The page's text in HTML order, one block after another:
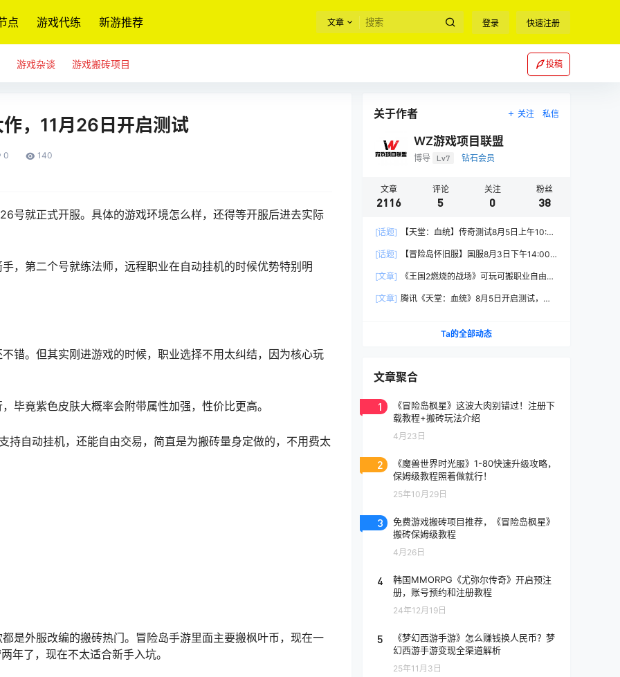
点 游戏代练 新游推荐 文章 登录 快速注册
游戏杂谈 游戏搬砖项目 投稿
，11月26日开启测试
0 140
号就正式开服。具体的游戏环境怎么样，还得等开服后进去实际
，第二个号就练法师，远程职业在自动挂机的时候优势特别明
错。但其实刚进游戏的时候，职业选择不用太纠结，因为核心玩
毕竟紫色皮肤大概率会附带属性加强，性价比更高。
持自动挂机，还能自由交易，简直是为搬砖量身定做的，不用费太
是外服改编的搬砖热门。冒险岛手游里面主要搬枫叶币，现在一
年了，现在不太适合新手入坑。
关于作者 关注 私信
WZ游戏项目联盟
博导 Lv7 钻石会员
文章
2116
评论
5
关注
0
粉丝
38
[话题]
【天堂：血统】传奇测试8月5日上午10:00
[话题]
【冒险岛怀旧服】国服8月3日下午14:00
[文章]
《王国2燃烧的战场》可玩可搬职业自由，
[文章] 腾讯《天堂：血统》8月5日开启测试，
Ta的全部动态
文章聚合
1
《冒险岛枫星》这波大肉别错过！注册下
载教程+搬砖玩法介绍
4月23日
2
《魔兽世界时光服》1-80快速升级攻略，
保姆级教程照着做就行！
25年10月29日
3
免费游戏搬砖项目推荐，《冒险岛枫星》
搬砖保姆级教程
4月26日
4
韩国MMORPG《尤弥尔传奇》开启预注
册，账号预约和注册教程
24年12月19日
5
《梦幻西游手游》怎么赚钱换人民币？梦
幻西游手游变现全渠道解析
25年11月3日